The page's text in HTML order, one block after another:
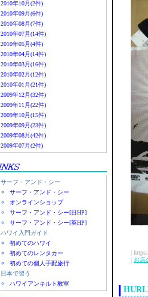
2010年10月(2件)
2010年09月(6件)
2010年08月(7件)
2010年07月(14件)
2010年05月(4件)
2010年04月(14件)
2010年03月(16件)
2010年02月(12件)
2010年01月(21件)
2009年12月(32件)
2009年11月(22件)
2009年10月(15件)
2009年09月(23件)
2009年08月(42件)
2009年07月(2件)
サーフ・アンド・シー
サーフ・アンド・シー
オンラインショップ
サーフ・アンド・シー[日HP]
サーフ・アンド・シー[英HP]
ハワイ入門ガイド
初めてのハワイ
初めてのレンタカー
初めての個人手配旅行
日本で習う
ハワイアンキルト教室
|
| お店